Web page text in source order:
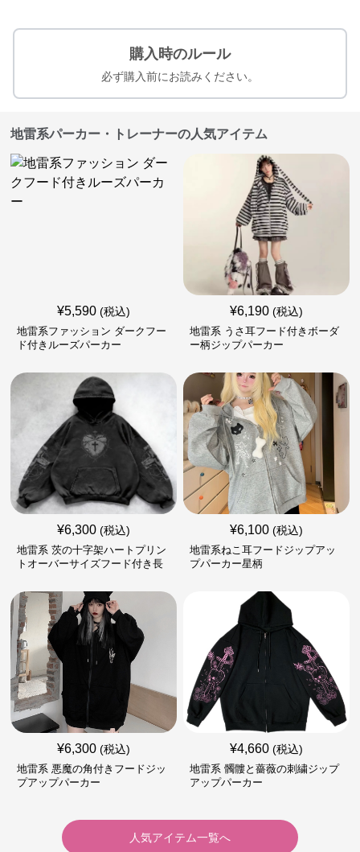
購入時のルール
必ず購入前にお読みください。
地雷系パーカー・トレーナーの人気アイテム
¥5,590 (税込)
地雷系ファッション ダークフー
ド付きルーズパーカー
¥6,190 (税込)
地雷系 うさ耳フード付きボーダ
ー柄ジップパーカー
¥6,300 (税込)
地雷系 茨の十字架ハートプリン
トオーバーサイズフード付き長
¥6,100 (税込)
地雷系ねこ耳フードジップアッ
プパーカー星柄
¥6,300 (税込)
地雷系 悪魔の角付きフードジッ
プアップパーカー
¥4,660 (税込)
地雷系 髑髏と薔薇の刺繍ジップ
アップパーカー
人気アイテム一覧へ